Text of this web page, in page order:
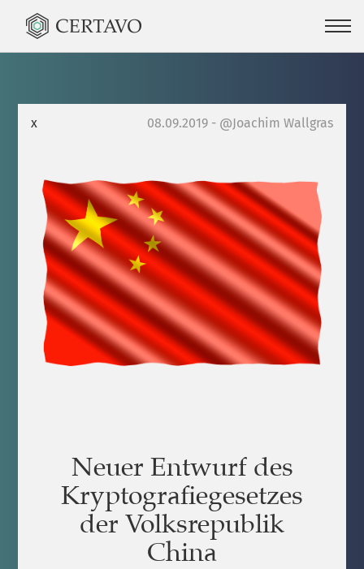
x 08.09.2019 - @Joachim Wallgras
Neuer Entwurf des
Kryptografiegesetzes
der Volksrepublik
China